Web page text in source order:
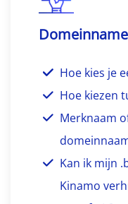
Hoe kies je
Hoe kiezen
Merknaam
Kan ik mijn
Kinamo